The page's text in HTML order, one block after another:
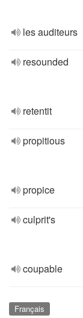
les auditeurs
resounded
retentit
propitious
propice
culprit's
coupable
Français